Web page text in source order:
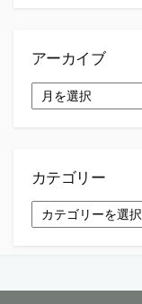
アーカイブ
ー
カテゴリー
テ